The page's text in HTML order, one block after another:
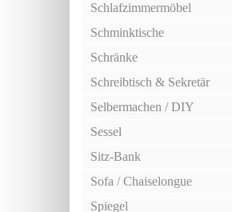
Schlafzimmermöbel
Schminktische
Schränke
Schreibtisch & Sekretär
Selbermachen / DIY
Sessel
Sitz-Bank
Sofa / Chaiselongue
Spiegel